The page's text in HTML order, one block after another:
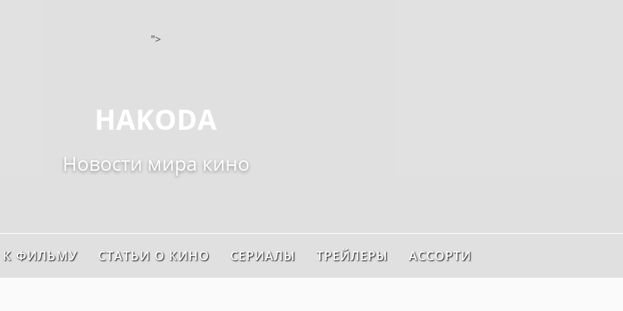
">
HAKODA
Новости мира кино
К ФИЛЬМУ СТАТЬИ О КИНО СЕРИАЛЫ ТРЕЙЛЕРЫ АССОРТИ